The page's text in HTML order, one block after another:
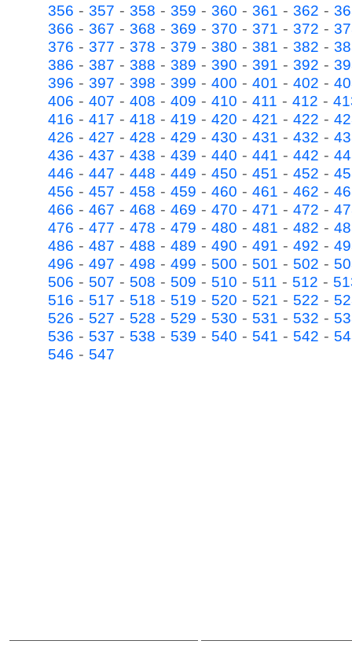
356 - 357 - 358 - 359 - 360 - 361 - 362 -
366 - 367 - 368 - 369 - 370 - 371 - 372 -
376 - 377 - 378 - 379 - 380 - 381 - 382 -
386 - 387 - 388 - 389 - 390 - 391 - 392 -
396 - 397 - 398 - 399 - 400 - 401 - 402 -
406 - 407 - 408 - 409 - 410 - 411 - 412 -
416 - 417 - 418 - 419 - 420 - 421 - 422 -
426 - 427 - 428 - 429 - 430 - 431 - 432 -
436 - 437 - 438 - 439 - 440 - 441 - 442 -
446 - 447 - 448 - 449 - 450 - 451 - 452 -
456 - 457 - 458 - 459 - 460 - 461 - 462 -
466 - 467 - 468 - 469 - 470 - 471 - 472 -
476 - 477 - 478 - 479 - 480 - 481 - 482 -
486 - 487 - 488 - 489 - 490 - 491 - 492 -
496 - 497 - 498 - 499 - 500 - 501 - 502 -
506 - 507 - 508 - 509 - 510 - 511 - 512 -
516 - 517 - 518 - 519 - 520 - 521 - 522 -
526 - 527 - 528 - 529 - 530 - 531 - 532 -
536 - 537 - 538 - 539 - 540 - 541 - 542 -
546 - 547